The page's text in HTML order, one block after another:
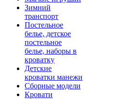
Зимний
транспорт
Постельное
белье, детское
постельное
белье, наборы в
кроватку
Детские
кроватки манежи
Сборные модели
Кровати